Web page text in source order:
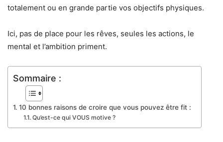
totalement ou en grande partie vos objectifs physiques.
Ici, pas de place pour les rêves, seules les actions, le
mental et l’ambition priment.
Sommaire :
10 bonnes raisons de croire que vous pouvez être fit :
Qu’est-ce qui VOUS motive ?